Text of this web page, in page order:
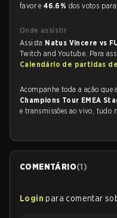
favor e46.6% dos votos para
Onde assistir
Assista Natus Vincere vs
Twitch and Youtube. Para
Calendário de partidas
Acompanhe toda a ação que
Champions Tour EMEA
e transmissões ao vivo, tudo
COMENTÁRIO(1)
Login para comentar